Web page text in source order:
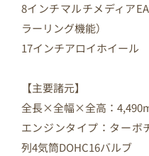
8インチマルチメディア
ラーリング機能）
17インチアロイホイール
【主要諸元】
全長×全幅×全高：
エンジンタイプ：ターボ
列4気筒DOHC16バルブ